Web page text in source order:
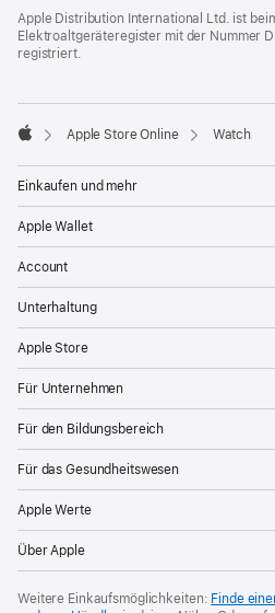
Apple Distribution International Ltd. ist
Elektroaltgeräteregister mit der Nummer
registriert.
Apple Store Online Watch
Einkaufen und mehr
Apple Wallet
Account
Unterhaltung
Apple Store
Für Unternehmen
Für den Bildungsbereich
Für das Gesundheitswesen
Apple Werte
Über Apple
Weitere Einkaufsmöglichkeiten: Finde